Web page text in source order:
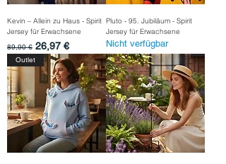
Kevin – Allein zu Haus - Spirit
Jersey für Erwachsene
Standardpreis
89,90 € Sale-Preis
26,97 €
Pluto - 95. Jubiläum - Spirit
Jersey für Erwachsene
Nicht verfügbar
Outlet